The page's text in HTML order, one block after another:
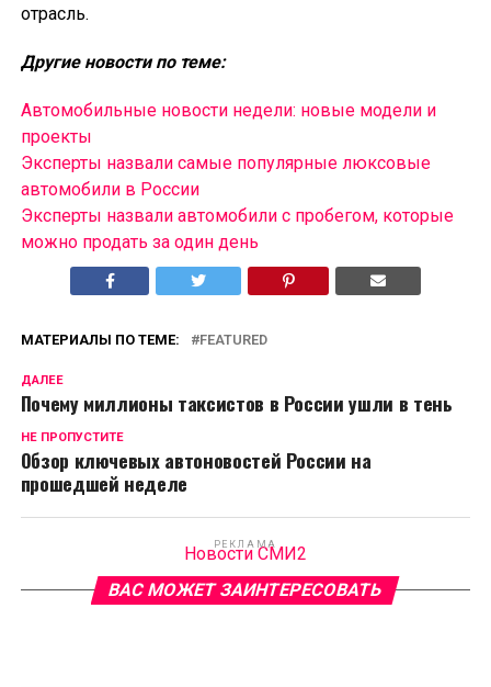
отрасль.
Другие новости по теме:
Автомобильные новости недели: новые модели и
проекты
Эксперты назвали самые популярные люксовые
автомобили в России
Эксперты назвали автомобили с пробегом, которые
можно продать за один день
МАТЕРИАЛЫ ПО ТЕМЕ: FEATURED
ДАЛЕЕ
Почему миллионы таксистов в России ушли в тень
НЕ ПРОПУСТИТЕ
Обзор ключевых автоновостей России на
прошедшей неделе
РЕКЛАМА
Новости СМИ2
ВАС МОЖЕТ ЗАИНТЕРЕСОВАТЬ